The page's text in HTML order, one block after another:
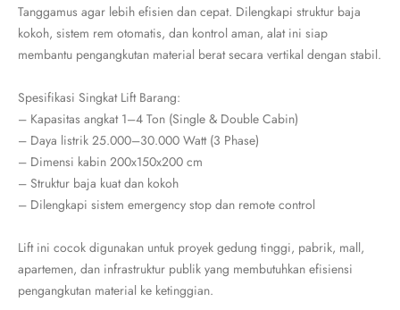
Tanggamus agar lebih efisien dan cepat. Dilengkapi struktur baja
kokoh, sistem rem otomatis, dan kontrol aman, alat ini siap
membantu pengangkutan material berat secara vertikal dengan stabil.
Spesifikasi Singkat Lift Barang:
– Kapasitas angkat 1–4 Ton (Single & Double Cabin)
– Daya listrik 25.000–30.000 Watt (3 Phase)
– Dimensi kabin 200x150x200 cm
– Struktur baja kuat dan kokoh
– Dilengkapi sistem emergency stop dan remote control
Lift ini cocok digunakan untuk proyek gedung tinggi, pabrik, mall,
apartemen, dan infrastruktur publik yang membutuhkan efisiensi
pengangkutan material ke ketinggian.